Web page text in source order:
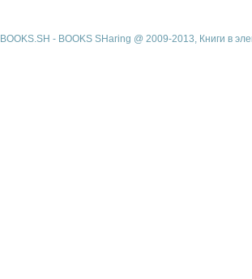
BOOKS.SH - BOOKS SHaring @ 2009-2013, Книги в